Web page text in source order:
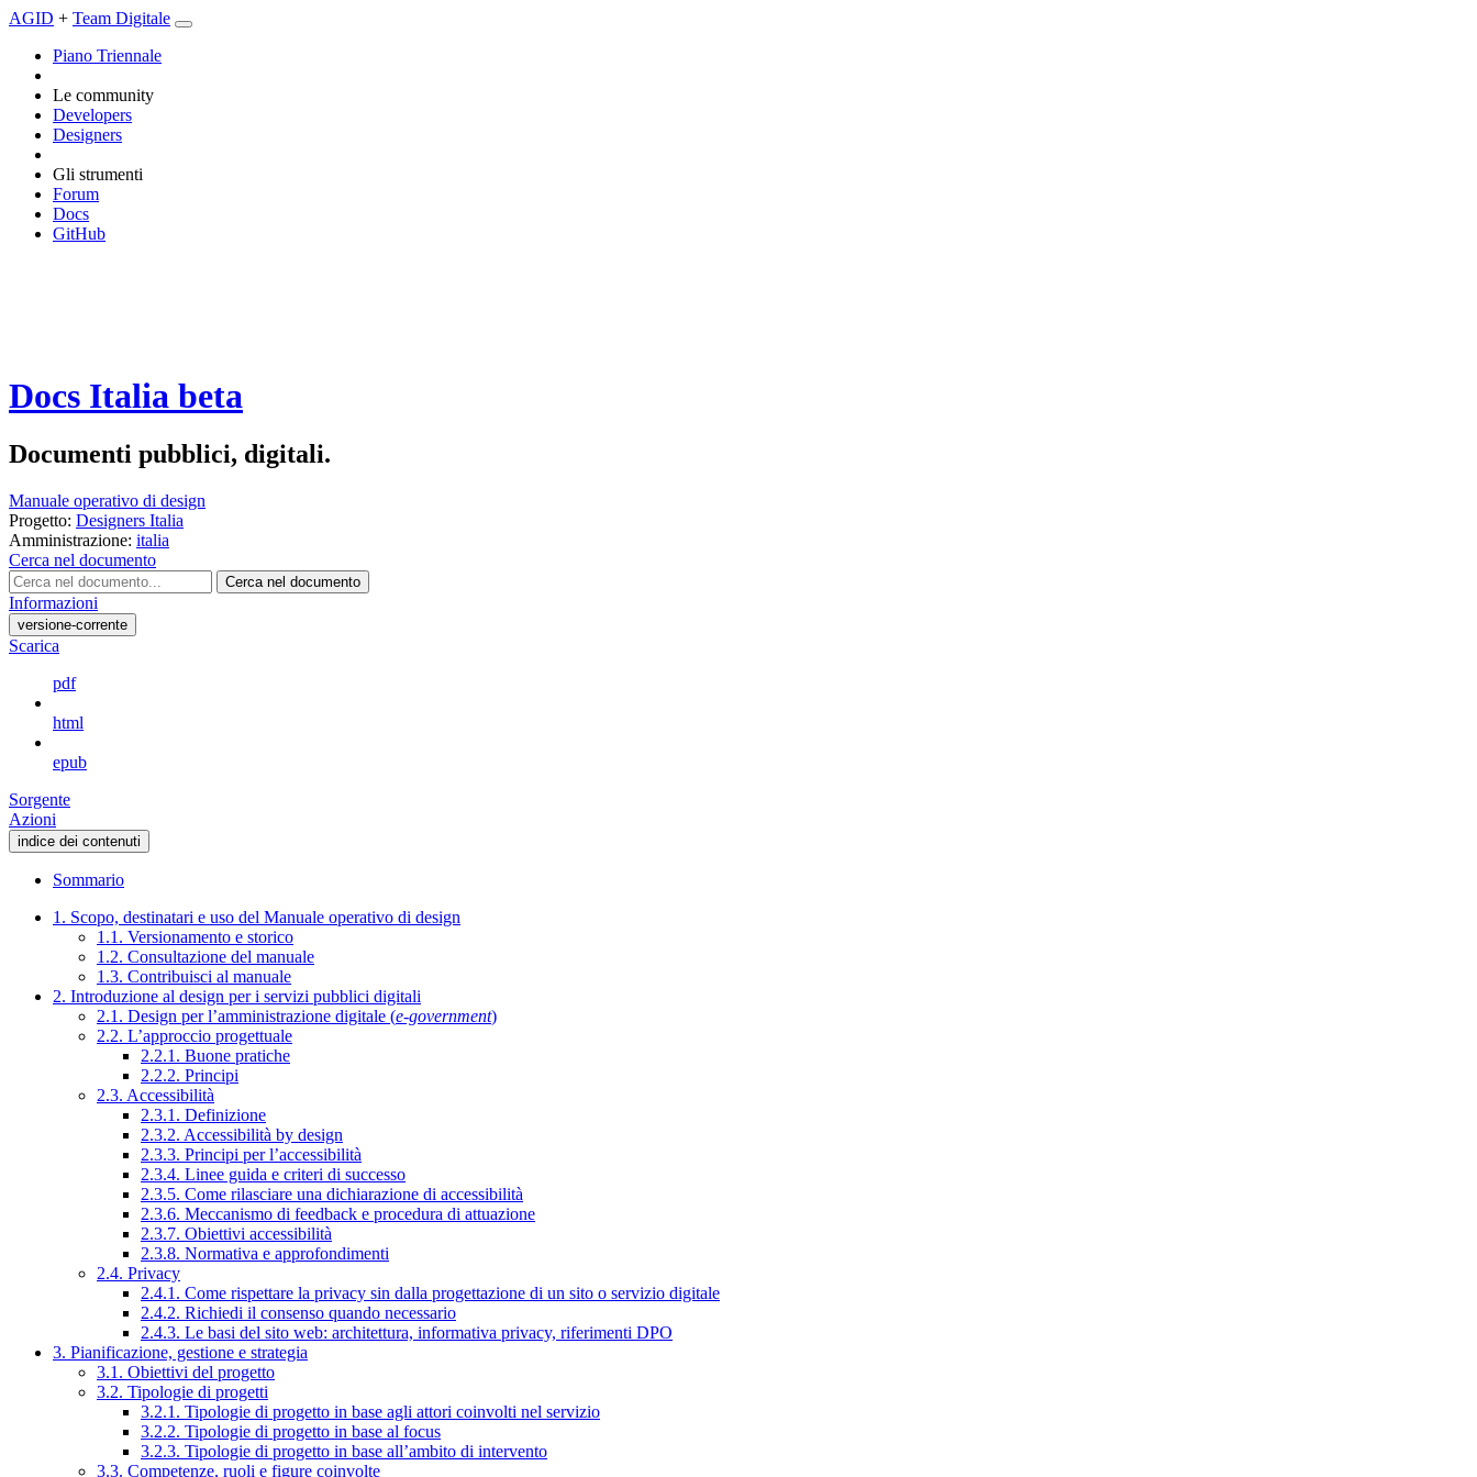
AGID + Team Digitale
Piano Triennale
Le community
Developers
Designers
Gli strumenti
Forum
Docs
GitHub
Docs Italia beta
Documenti pubblici, digitali.
Manuale operativo di design
Progetto: Designers Italia
Amministrazione: italia
Cerca nel documento
Cerca nel documento
Informazioni
versione-corrente
Scarica
pdf
html
epub
Sorgente
Azioni
indice dei contenuti
Sommario
1. Scopo, destinatari e uso del Manuale operativo di design
1.1. Versionamento e storico
1.2. Consultazione del manuale
1.3. Contribuisci al manuale
2. Introduzione al design per i servizi pubblici digitali
2.1. Design per l’amministrazione digitale (e-government)
2.2. L’approccio progettuale
2.2.1. Buone pratiche
2.2.2. Principi
2.3. Accessibilità
2.3.1. Definizione
2.3.2. Accessibilità by design
2.3.3. Principi per l’accessibilità
2.3.4. Linee guida e criteri di successo
2.3.5. Come rilasciare una dichiarazione di accessibilità
2.3.6. Meccanismo di feedback e procedura di attuazione
2.3.7. Obiettivi accessibilità
2.3.8. Normativa e approfondimenti
2.4. Privacy
2.4.1. Come rispettare la privacy sin dalla progettazione di un sito o servizio digitale
2.4.2. Richiedi il consenso quando necessario
2.4.3. Le basi del sito web: architettura, informativa privacy, riferimenti DPO
3. Pianificazione, gestione e strategia
3.1. Obiettivi del progetto
3.2. Tipologie di progetti
3.2.1. Tipologie di progetto in base agli attori coinvolti nel servizio
3.2.2. Tipologie di progetto in base al focus
3.2.3. Tipologie di progetto in base all’ambito di intervento
3.3. Competenze, ruoli e figure coinvolte